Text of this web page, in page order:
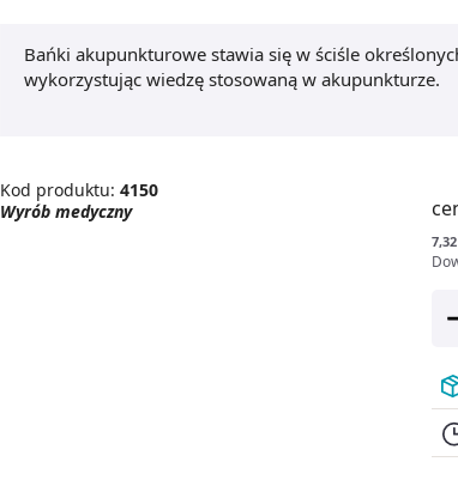
Bańki akupunkturowe stawia się w ściśle
wykorzystując wiedzę stosowaną w akupunkturze.
Kod produktu: 4150
Wyrób medyczny